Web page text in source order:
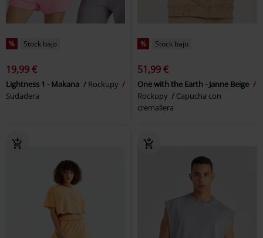
% Stock bajo
19,99 €
Lightness 1 - Makana
Rockupy
Sudadera
% Stock bajo
51,99 €
One with the Earth - Janne Beige
Rockupy
Capucha con
cremallera